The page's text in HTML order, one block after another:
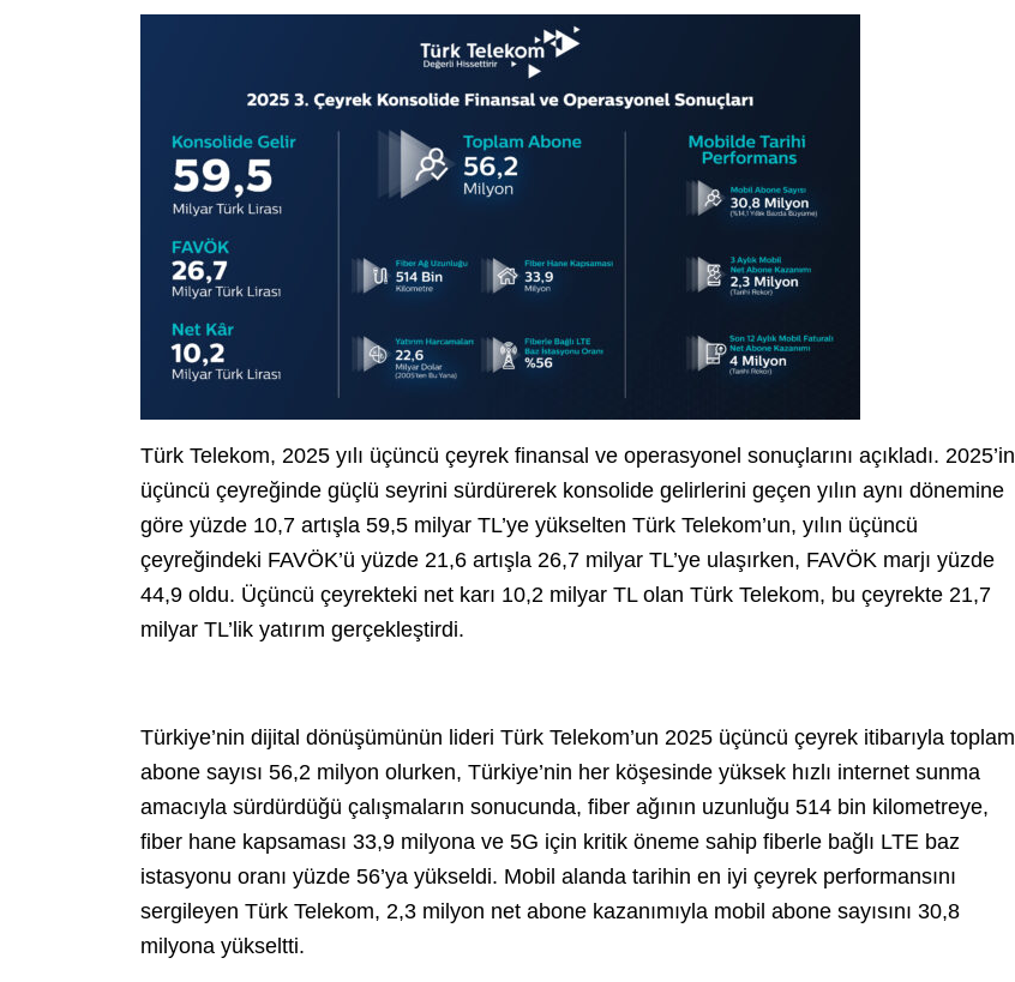
Türk Telekom, 2025 yılı üçüncü çeyrek finansal ve operasyonel sonuçlarını açıkladı. 2025’in
üçüncü çeyreğinde güçlü seyrini sürdürerek konsolide gelirlerini geçen yılın aynı dönemine
göre yüzde 10,7 artışla 59,5 milyar TL’ye yükselten Türk Telekom’un, yılın üçüncü
çeyreğindeki FAVÖK’ü yüzde 21,6 artışla 26,7 milyar TL’ye ulaşırken, FAVÖK marjı yüzde
44,9 oldu. Üçüncü çeyrekteki net karı 10,2 milyar TL olan Türk Telekom, bu çeyrekte 21,7
milyar TL’lik yatırım gerçekleştirdi.
Türkiye’nin dijital dönüşümünün lideri Türk Telekom’un 2025 üçüncü çeyrek itibarıyla toplam
abone sayısı 56,2 milyon olurken, Türkiye’nin her köşesinde yüksek hızlı internet sunma
amacıyla sürdürdüğü çalışmaların sonucunda, fiber ağının uzunluğu 514 bin kilometreye,
fiber hane kapsaması 33,9 milyona ve 5G için kritik öneme sahip fiberle bağlı LTE baz
istasyonu oranı yüzde 56’ya yükseldi. Mobil alanda tarihin en iyi çeyrek performansını
sergileyen Türk Telekom, 2,3 milyon net abone kazanımıyla mobil abone sayısını 30,8
milyona yükseltti.